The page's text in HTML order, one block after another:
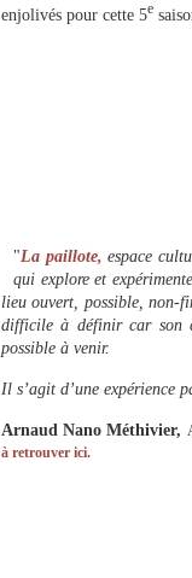
enjolivés pour cette 5e
"La paillote, espace
qui explore et
lieu ouvert, possible, non-
difficile à définir car son
possible à venir.
Il s’agit d’une expérience
Arnaud Nano Méthivier,
à retrouver ici.